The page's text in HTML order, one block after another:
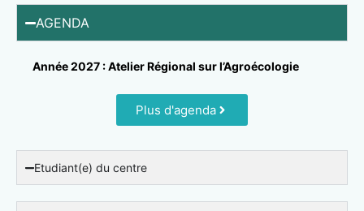
AGENDA
Année 2027 : Atelier Régional sur l’Agroécologie
Plus d'agenda
Etudiant(e) du centre